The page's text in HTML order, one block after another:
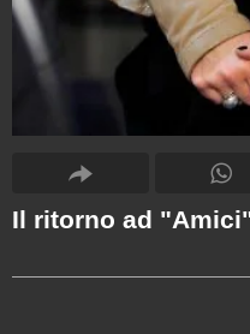
Il ritorno ad